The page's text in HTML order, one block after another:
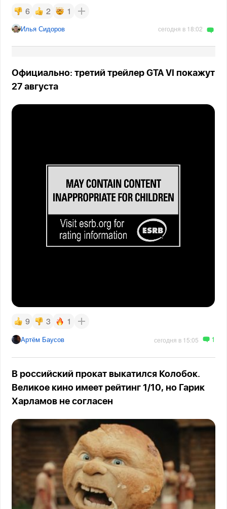
6 2 1
Илья Сидоров сегодня в 18:02
Официально: третий трейлер GTA VI покажут
27 августа
9 3 1
Артём Баусов сегодня в 15:05 1
В российский прокат выкатился Колобок.
Великое кино имеет рейтинг 1/10, но Гарик
Харламов не согласен